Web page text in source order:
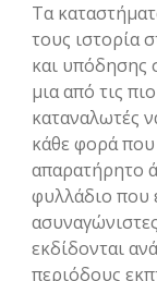
Τα
τους ιστορία
και υπόδησης
μια από τις
καταναλωτές
κάθε φορά
απαρατήρητο
φυλλάδιο που
εκδίδονται
περιόδους